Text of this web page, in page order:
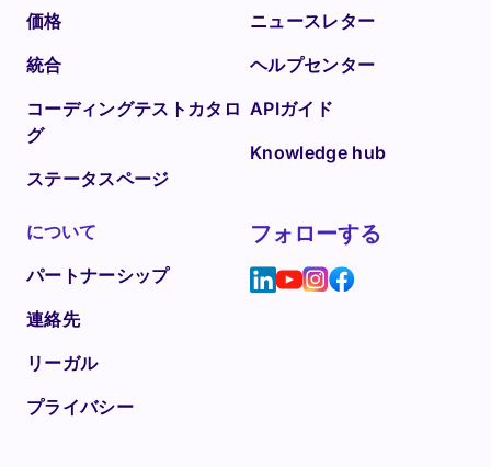
価格
統合
コーディングテストカタロ
グ
ステータスページ
ニュースレター
ヘルプセンター
APIガイド
Knowledge hub
について
パートナーシップ
連絡先
リーガル
プライバシー
フォローする